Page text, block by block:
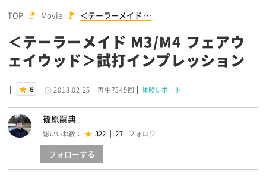
TOP Movie ＜テーラーメイド …
＜テーラーメイド M3/M4 フェアウ
ェイウッド＞試打インプレッション
6 2018.02.25 再生7345回 体験レポート
篠原嗣典
総いいね数： 322 27
フォローする